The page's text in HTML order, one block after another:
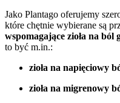
Jako Plantago oferujemy
które chętnie wybierane są
wspomagające zioła na
to być m.in.:
zioła na napięciowy
zioła na migrenowy